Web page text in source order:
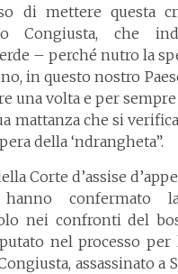
di mettere questa
Congiusta, che
– perché nutro la
in questo nostro
una volta e per
mattanza che si
della ‘ndrangheta”.
Corte d’assise
hanno confermato
nei confronti del
nel processo per
assassinato a